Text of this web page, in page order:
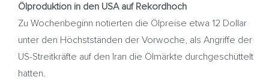
Ölproduktion in den USA auf Rekordhoch
Zu Wochenbeginn notierten die Ölpreise etwa 12 Dollar
unter den Höchstständen der Vorwoche, als Angriffe der
US-Streitkräfte auf den Iran die Ölmärkte durchgeschüttelt
hatten.